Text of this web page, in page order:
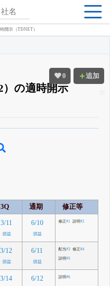
開示（TDNET）
0 追加
）の適時開示
じめる
版の先行利用も付きます
3Q 通期 修正等
3/11
損益
6/10
損益
修正#1 説明#2
3/12
損益
6/11
損益
配当#3 修正#4
説明#5
3/14 6/12 説明#6